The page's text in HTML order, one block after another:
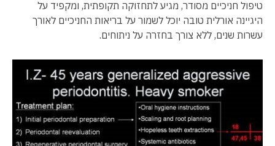
טיפול חניכיים מסודר, מגיע לתחזוקה תקופתית, ומקפיד על
היגיינה אורלית טובה יוכל לשמור על בריאות החניכיים לאורך
עשרות שנים, ללא צורך בחזרה על ניתוחים.